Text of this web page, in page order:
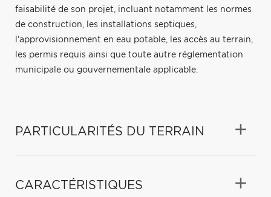
faisabilité de son projet, incluant notamment les normes
de construction, les installations septiques,
l'approvisionnement en eau potable, les accès au terrain,
les permis requis ainsi que toute autre réglementation
municipale ou gouvernementale applicable.
PARTICULARITÉS DU TERRAIN
CARACTÉRISTIQUES